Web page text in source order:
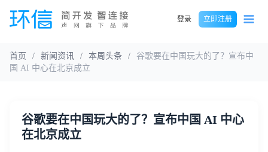
登录 立即注册
首页 / 新闻资讯 / 本周头条 /
谷歌要在中国玩大的了？宣布中
国 AI 中心在北京成立
谷歌要在中国玩大的了？宣布中国 AI 中心
在北京成立